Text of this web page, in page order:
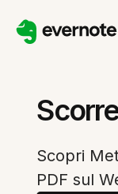
Scopri
PDF sul